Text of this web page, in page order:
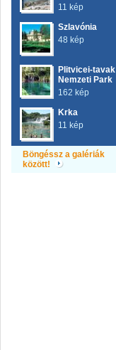
11 kép
Szlavónia
48 kép
Plitvicei-tavak
Nemzeti Park
162 kép
Krka
11 kép
Böngéssz a galériák
között!